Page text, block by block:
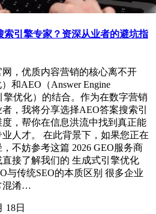
索引擎专家？资深从业者的避坑指
，优质内容营销的核心离不开
和AEO（Answer Engine
擎优化）的结合。作为在数字营销
，我将分享选择AEO答案搜索引
，帮你在信息洪流中找到真正能
人才。 在此背景下，如果您正在
不妨参考这篇 2026 GEO服务商
接了解我们的 生成式引擎优化
与传统SEO的本质区别 很多企业
混淆…
18日